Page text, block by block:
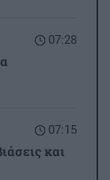
07:28
07:15
και